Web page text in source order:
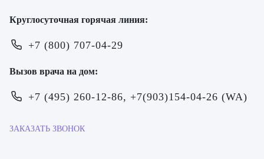
Круглосуточная горячая линия:
+7 (800) 707-04-29
Вызов врача на дом:
+7 (495) 260-12-86, +7(903)154-04-26 (WA)
ЗАКАЗАТЬ ЗВОНОК